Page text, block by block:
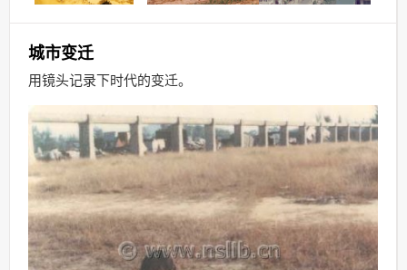
城市变迁
用镜头记录下时代的变迁。